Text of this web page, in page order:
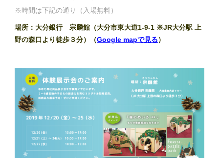
※時間は下記の通り（入場無料）
場所：大分銀行 宗麟館（大分市東大道1-9-1 ※JR大分駅 上
野の森口より徒歩３分）（Google mapで見る）